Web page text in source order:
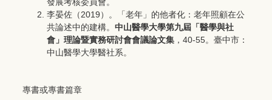
李晏佐（2019）。「老年」的他者化：老年照顧在公
共論述中的建構。 中山醫學大學第九屆「醫學與社
會」理論暨實務研討會會議論文集 ，40-55。臺中市：
中山醫學大學醫社系。
專書或專書篇章